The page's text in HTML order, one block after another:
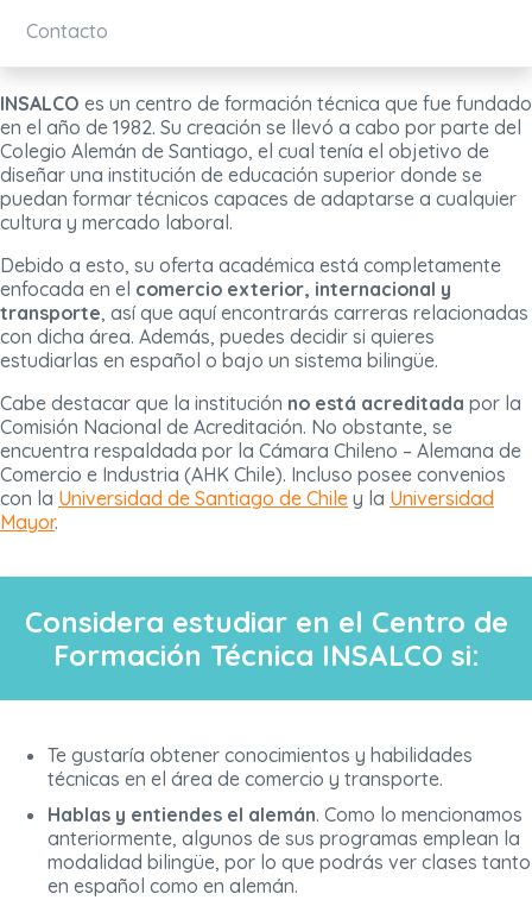
Contacto
INSALCO es un centro de formación técnica que fue fundado
en el año de 1982. Su creación se llevó a cabo por parte del
Colegio Alemán de Santiago, el cual tenía el objetivo de
diseñar una institución de educación superior donde se
puedan formar técnicos capaces de adaptarse a cualquier
cultura y mercado laboral.
Debido a esto, su oferta académica está completamente
enfocada en el comercio exterior, internacional y
transporte, así que aquí encontrarás carreras relacionadas
con dicha área. Además, puedes decidir si quieres
estudiarlas en español o bajo un sistema bilingüe.
Cabe destacar que la institución no está acreditada por la
Comisión Nacional de Acreditación. No obstante, se
encuentra respaldada por la Cámara Chileno – Alemana de
Comercio e Industria (AHK Chile). Incluso posee convenios
con la Universidad de Santiago de Chile y la Universidad
Mayor.
Considera estudiar en el Centro de
Formación Técnica INSALCO si:
Te gustaría obtener conocimientos y habilidades
técnicas en el área de comercio y transporte.
Hablas y entiendes el alemán. Como lo mencionamos
anteriormente, algunos de sus programas emplean la
modalidad bilingüe, por lo que podrás ver clases tanto
en español como en alemán.